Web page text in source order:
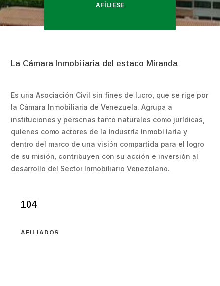
AFÍLIESE
La Cámara Inmobiliaria del estado Miranda
Es una Asociación Civil sin fines de lucro, que se rige por
la Cámara Inmobiliaria de Venezuela. Agrupa a
instituciones y personas tanto naturales como jurídicas,
quienes como actores de la industria inmobiliaria y
dentro del marco de una visión compartida para el logro
de su misión, contribuyen con su acción e inversión al
desarrollo del Sector Inmobiliario Venezolano.
104
AFILIADOS